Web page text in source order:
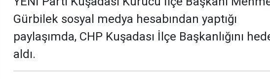
Gürbilek sosyal medya hesabından yaptığı
paylaşımda, CHP Kuşadası İlçe Başkanlığını
aldı.